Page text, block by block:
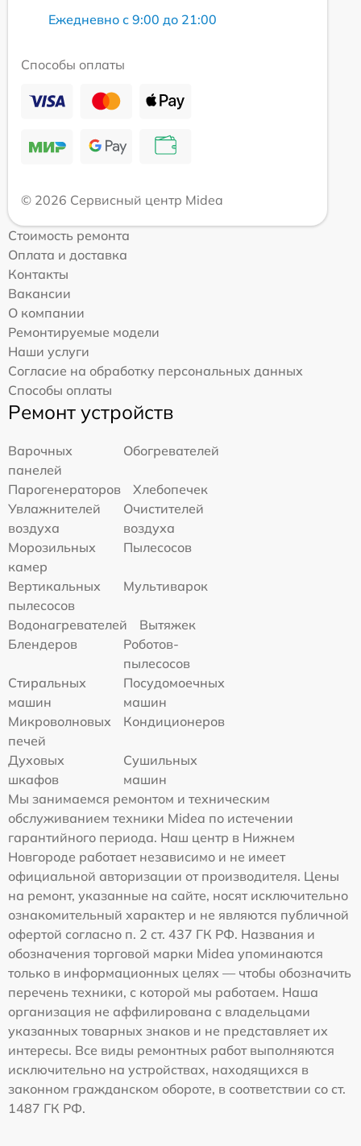
Ежедневно с 9:00 до 21:00
Способы оплаты
© 2026 Сервисный центр Midea
Стоимость ремонта
Оплата и доставка
Контакты
Вакансии
О компании
Ремонтируемые модели
Наши услуги
Согласие на обработку персональных данных
Способы оплаты
Ремонт устройств
Варочных
панелей
Обогревателей
Парогенераторов
Хлебопечек
Увлажнителей
воздуха
Очистителей
воздуха
Морозильных
камер
Пылесосов
Вертикальных
пылесосов
Мультиварок
Водонагревателей
Вытяжек
Блендеров
Роботов-
пылесосов
Стиральных
машин
Посудомоечных
машин
Микроволновых
печей
Кондиционеров
Духовых
шкафов
Сушильных
машин
Мы занимаемся ремонтом и техническим
обслуживанием техники Midea по истечении
гарантийного периода. Наш центр в Нижнем
Новгороде работает независимо и не имеет
официальной авторизации от производителя. Цены
на ремонт, указанные на сайте, носят исключительно
ознакомительный характер и не являются публичной
офертой согласно п. 2 ст. 437 ГК РФ. Названия и
обозначения торговой марки Midea упоминаются
только в информационных целях — чтобы обозначить
перечень техники, с которой мы работаем. Наша
организация не аффилирована с владельцами
указанных товарных знаков и не представляет их
интересы. Все виды ремонтных работ выполняются
исключительно на устройствах, находящихся в
законном гражданском обороте, в соответствии со ст.
1487 ГК РФ.